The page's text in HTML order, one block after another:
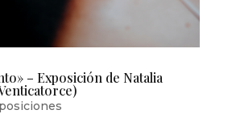
– Exposición de Natalia